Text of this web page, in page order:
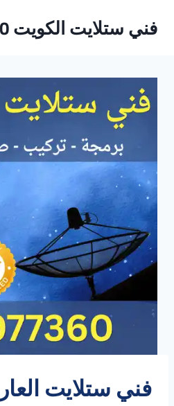
المحتوى
فني ستلايت الكويت 66977360
فني ستلايت